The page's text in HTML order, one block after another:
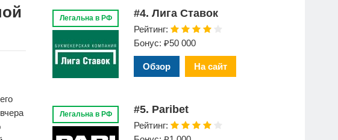
Легальна в РФ #4. Лига Ставок
Рейтинг:
Бонус: ₽50 000
Обзор На сайт
Легальна в РФ #5. Paribet
Рейтинг: